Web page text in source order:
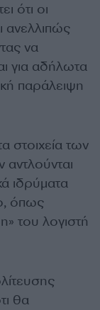
ότι οι
ανελλιπώς
να
για αδήλωτα
παράλειψη
στοιχεία των
ιδρύματα
όπως
του λογιστή
θα